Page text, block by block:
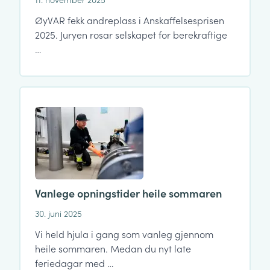
ØyVAR fekk andreplass i Anskaffelsesprisen
2025. Juryen rosar selskapet for berekraftige
…
Vanlege opningstider heile sommaren
30. juni 2025
Vi held hjula i gang som vanleg gjennom
heile sommaren. Medan du nyt late
feriedagar med …